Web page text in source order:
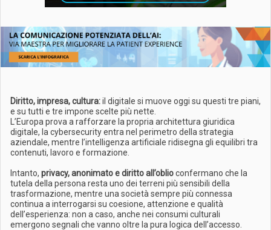
Diritto, impresa, cultura:il digitale si muove oggi su questi tre piani,
e su tutti e tre impone scelte più nette.
L’Europa prova a rafforzare la propria architettura giuridica
digitale, la cybersecurity entra nel perimetro della strategia
aziendale, mentre l’intelligenza artificiale ridisegna gli equilibri tra
contenuti, lavoro e formazione.
Intanto, privacy, anonimato e diritto all’oblioconfermano che la
tutela della persona resta uno dei terreni più sensibili della
trasformazione, mentre una società sempre più connessa
continua a interrogarsi su coesione, attenzione e qualità
dell’esperienza: non a caso, anche nei consumi culturali
emergono segnali che vanno oltre la pura logica dell’accesso.